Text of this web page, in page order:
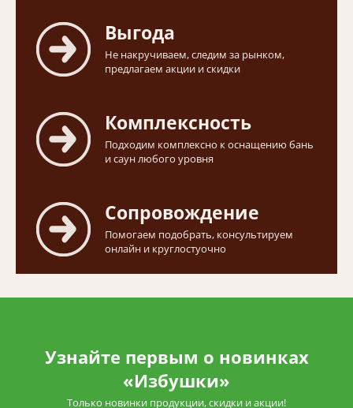
Выгода
Не накручиваем, следим за рынком,
предлагаем акции и скидки
Комплексность
Подходим комплексно к оснащению бань
и саун любого уровня
Сопровождение
Помогаем подобрать, консультируем
онлайн и круглостуочно
Узнайте первым о новинках
«Избушки»
Только новинки продукции, скидки и акции!